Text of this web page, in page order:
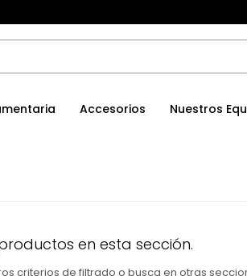
Accesorios Nuestros
en esta sección.
criterios de filtrado o busca en otras